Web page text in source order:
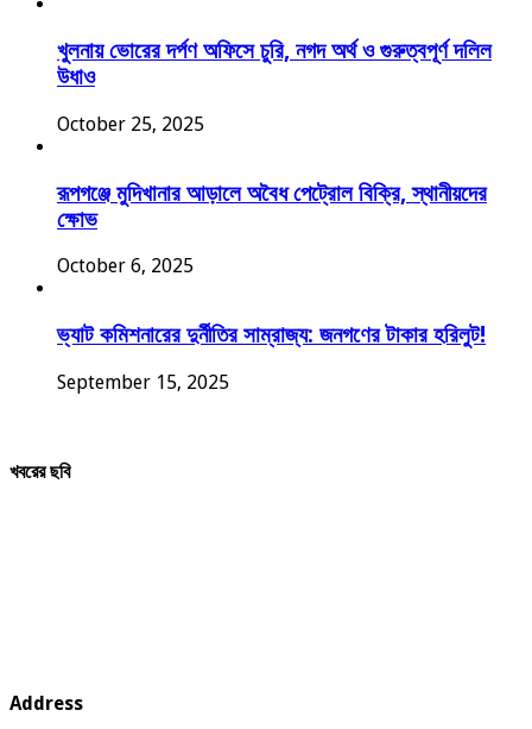
খুলনায় ভোরের দর্পণ অফিসে চুরি, নগদ অর্থ ও গুরুত্বপূর্ণ দলিল
উধাও
October 25, 2025
রূপগঞ্জে মুদিখানার আড়ালে অবৈধ পেট্রোল বিক্রি, স্থানীয়দের
ক্ষোভ
October 6, 2025
ভ্যাট কমিশনারের দুর্নীতির সাম্রাজ্য: জনগণের টাকার হরিলুট!
September 15, 2025
খবরের ছবি
Address